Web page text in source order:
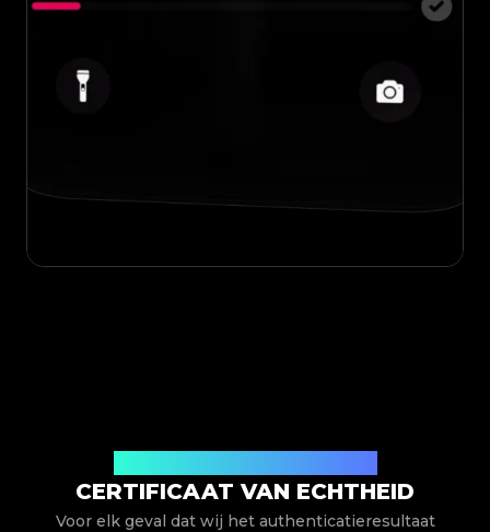
CERTIFICAAT VAN ECHTHEID
Voor elk geval dat wij het authenticatieresultaat